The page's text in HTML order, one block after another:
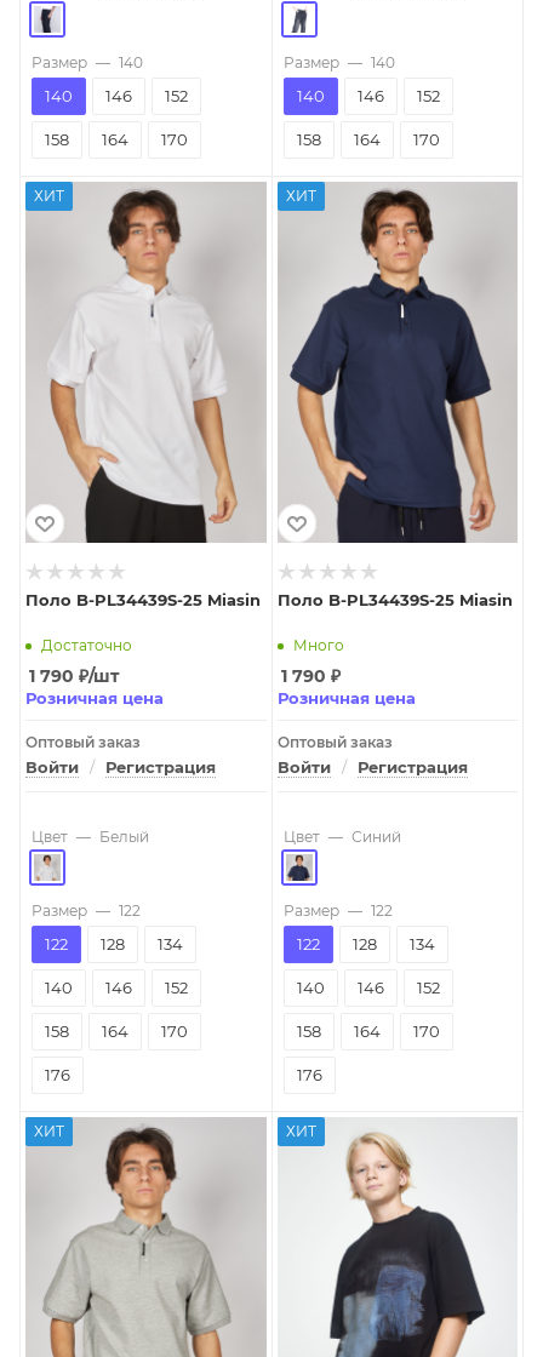
Размер — 140
140 146 152
158 164 170
Размер — 140
140 146 152
158 164 170
ХИТ
Поло B-PL34439S-25 Miasin
Достаточно
1 790 ₽/шт
Розничная цена
Оптовый заказ
Войти / Регистрация
Цвет — Белый
Размер — 122
122 128 134
140 146 152
158 164 170
176
ХИТ
Поло B-PL34439S-25 Miasin
Много
1 790 ₽
Розничная цена
Оптовый заказ
Войти / Регистрация
Цвет — Синий
Размер — 122
122 128 134
140 146 152
158 164 170
176
ХИТ ХИТ